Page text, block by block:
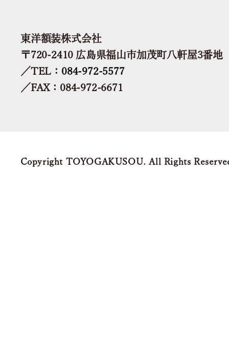
東洋額装株式会社
〒720-2410 広島県福山市加茂町八軒屋3番地
／TEL： 084-972-5577
／FAX：084-972-6671
Copyright TOYOGAKUSOU. All Rights